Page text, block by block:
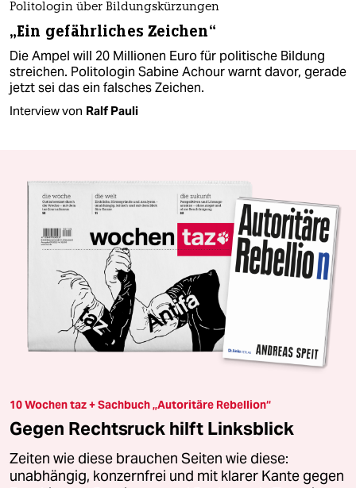
Politologin über Bildungskürzungen
„Ein gefährliches Zeichen“
Die Ampel will 20 Millionen Euro für politische Bildung
streichen. Politologin Sabine Achour warnt davor, gerade
jetzt sei das ein falsches Zeichen.
Interview von Ralf Pauli
10 Wochen taz + Sachbuch „Autoritäre Rebellion“
Gegen Rechtsruck hilft Linksblick
Zeiten wie diese brauchen Seiten wie diese:
unabhängig, konzernfrei und mit klarer Kante gegen